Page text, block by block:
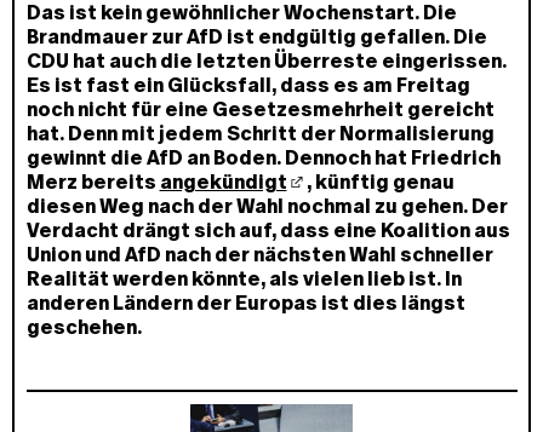
Das ist kein gewöhnlicher Wochenstart. Die
Brandmauer zur AfD ist endgültig gefallen. Die
CDU hat auch die letzten Überreste eingerissen.
Es ist fast ein Glücksfall, dass es am Freitag
noch nicht für eine Gesetzesmehrheit gereicht
hat. Denn mit jedem Schritt der Normalisierung
gewinnt die AfD an Boden. Dennoch hat Friedrich
Merz bereits angekündigt
, künftig genau
diesen Weg nach der Wahl nochmal zu gehen. Der
Verdacht drängt sich auf, dass eine Koalition aus
Union und AfD nach der nächsten Wahl schneller
Realität werden könnte, als vielen lieb ist. In
anderen Ländern der Europas ist dies längst
geschehen.